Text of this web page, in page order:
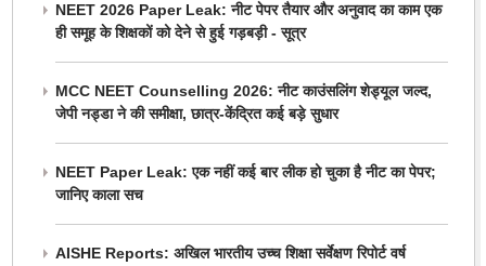
NEET 2026 Paper Leak: नीट पेपर तैयार और अनुवाद का काम एक
ही समूह के शिक्षकों को देने से हुई गड़बड़ी - सूत्र
MCC NEET Counselling 2026: नीट काउंसलिंग शेड्यूल जल्द,
जेपी नड्डा ने की समीक्षा, छात्र-केंद्रित कई बड़े सुधार
NEET Paper Leak: एक नहीं कई बार लीक हो चुका है नीट का पेपर;
जानिए काला सच
AISHE Reports: अखिल भारतीय उच्च शिक्षा सर्वेक्षण रिपोर्ट वर्ष